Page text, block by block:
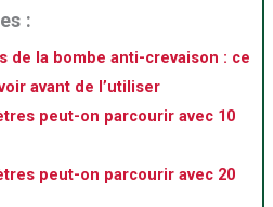
:
avant de l’utiliser